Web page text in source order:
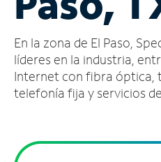
cuenta
Encuentra
una
tienda
En la zona de El Paso,
líderes en la industria,
Internet con fibra óptica,
telefonía fija y servicios